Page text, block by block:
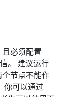
必须配置
。 建议运行
节点不能作
你可以通过